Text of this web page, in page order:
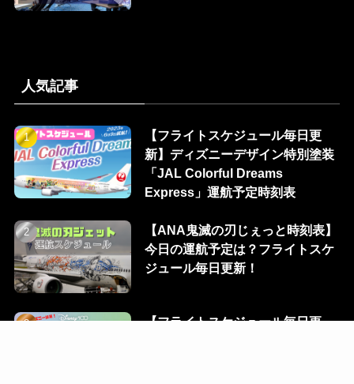
人気記事
【フライトスケジュール毎日更
新】ディズニーデザイン特別塗装
「JAL Colorful Dreams
Express」運航予定時刻表
【ANA鬼滅の刃じぇっと時刻表】
今日の運航予定は？フライトスケ
ジュール毎日更新！
【フライトスケジュール毎日更